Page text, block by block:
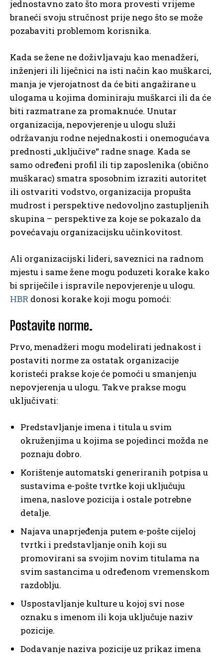
jednostavno zato što mora provesti vrijeme
braneći svoju stručnost prije nego što se može
pozabaviti problemom korisnika.
Kada se žene ne doživljavaju kao menadžeri,
inženjeri ili liječnici na isti način kao muškarci,
manja je vjerojatnost da će biti angažirane u
ulogama u kojima dominiraju muškarci ili da će
biti razmatrane za promaknuće. Unutar
organizacija, nepovjerenje u ulogu služi
održavanju rodne nejednakosti i onemogućava
prednosti „uključive“ radne snage. Kada se
samo određeni profil ili tip zaposlenika (obično
muškarac) smatra sposobnim izraziti autoritet
ili ostvariti vodstvo, organizacija propušta
mudrost i perspektive nedovoljno zastupljenih
skupina – perspektive za koje se pokazalo da
povećavaju organizacijsku učinkovitost.
Ali organizacijski lideri, saveznici na radnom
mjestu i same žene mogu poduzeti korake kako
bi spriječile i ispravile nepovjerenje u ulogu.
HBR donosi korake koji mogu pomoći:
Postavite norme.
Prvo, menadžeri mogu modelirati jednakost i
postaviti norme za ostatak organizacije
koristeći prakse koje će pomoći u smanjenju
nepovjerenja u ulogu. Takve prakse mogu
uključivati:
Predstavljanje imena i titula u svim
okruženjima u kojima se pojedinci možda ne
poznaju dobro.
Korištenje automatski generiranih potpisa u
sustavima e-pošte tvrtke koji uključuju
imena, naslove pozicija i ostale potrebne
detalje.
Najava unaprjeđenja putem e-pošte cijeloj
tvrtki i predstavljanje onih koji su
promovirani sa svojim novim titulama na
svim sastancima u određenom vremenskom
razdoblju.
Uspostavljanje kulture u kojoj svi nose
oznaku s imenom ili koja uključuje naziv
pozicije.
Dodavanje naziva pozicije uz prikaz imena